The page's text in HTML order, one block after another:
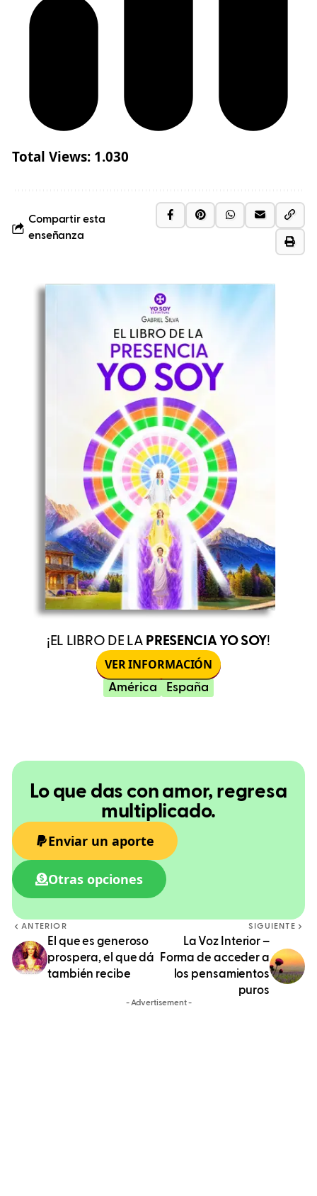
Total Views: 1.030
Compartir esta
enseñanza
¡EL LIBRO DE LA PRESENCIA YO SOY!
VER INFORMACIÓN
América España
Lo que das con amor, regresa
multiplicado.
Enviar un aporte
Otras opciones
ANTERIOR
El que es generoso
prospera, el que dá
también recibe
SIGUIENTE
La Voz Interior –
Forma de acceder a
los pensamientos
puros
- Advertisement -